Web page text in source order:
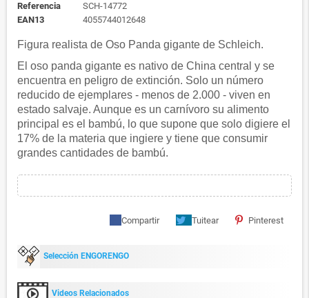
Referencia
SCH-14772
EAN13
4055744012648
Figura realista de Oso Panda gigante de Schleich.
El oso panda gigante es nativo de China central y se
encuentra en peligro de extinción. Solo un número
reducido de ejemplares - menos de 2.000 - viven en
estado salvaje. Aunque es un carnívoro su alimento
principal es el bambú, lo que supone que solo digiere el
17% de la materia que ingiere y tiene que consumir
grandes cantidades de bambú.
Compartir Tuitear Pinterest
Selección ENGORENGO
Videos Relacionados